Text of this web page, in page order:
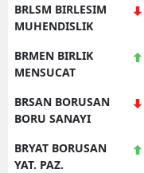
BRLSM BIRLESIM
MUHENDISLIK
BRMEN BIRLIK
MENSUCAT
BRSAN BORUSAN
BORU SANAYI
BRYAT BORUSAN
YAT. PAZ.